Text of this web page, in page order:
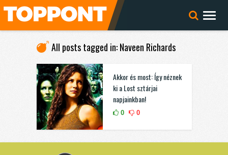
All posts tagged in: Naveen Richards
Akkor és most: Így néznek
ki a Lost sztárjai
napjainkban!
0 0